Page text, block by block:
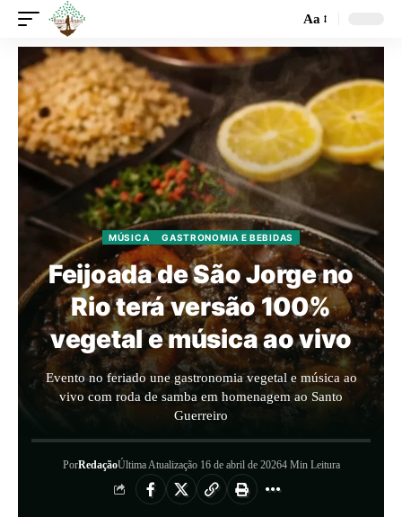
Aa
MÚSICA GASTRONOMIA E BEBIDAS
Feijoada de São Jorge no
Rio terá versão 100%
vegetal e música ao vivo
Evento no feriado une gastronomia vegetal e música ao
vivo com roda de samba em homenagem ao Santo
Guerreiro
PorRedaçãoÚltima Atualização 16 de abril de 20264 Min Leitura